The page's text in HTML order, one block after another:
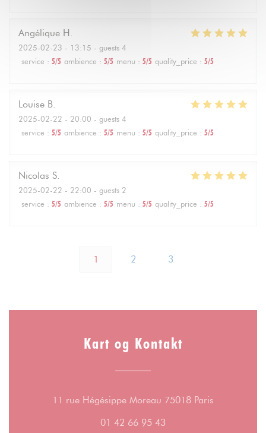
Angélique H
2025-02-23 - 13:15 - guests 4
service : 5/5 ambience : 5/5 menu : 5/5 quality_price : 5/5
Louise B
2025-02-22 - 20:00 - guests 4
service : 5/5 ambience : 5/5 menu : 5/5 quality_price : 5/5
Nicolas S
2025-02-22 - 22:00 - guests 2
service : 5/5 ambience : 5/5 menu : 5/5 quality_price : 5/5
1 2 3
Kart og Kontakt
11 rue Hégésippe Moreau 75018 Paris
01 42 66 95 43